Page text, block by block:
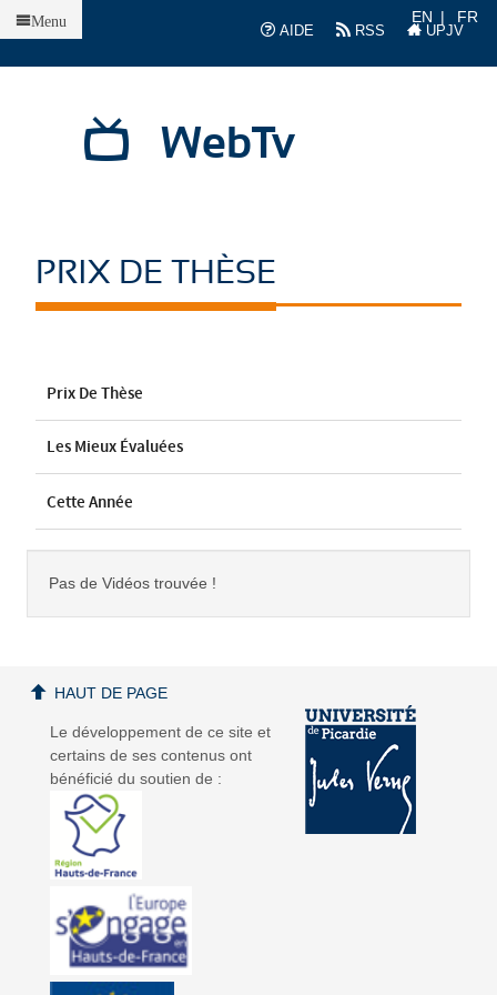
AIDE
RSS UPJV
EN FR
WebTv
Menu
PRIX DE THÈSE
Prix De Thèse
Les Mieux Évaluées
Cette Année
Pas de Vidéos trouvée !
Le développement de ce site et
certains de ses contenus ont
bénéficié du soutien de :
HAUT DE PAGE